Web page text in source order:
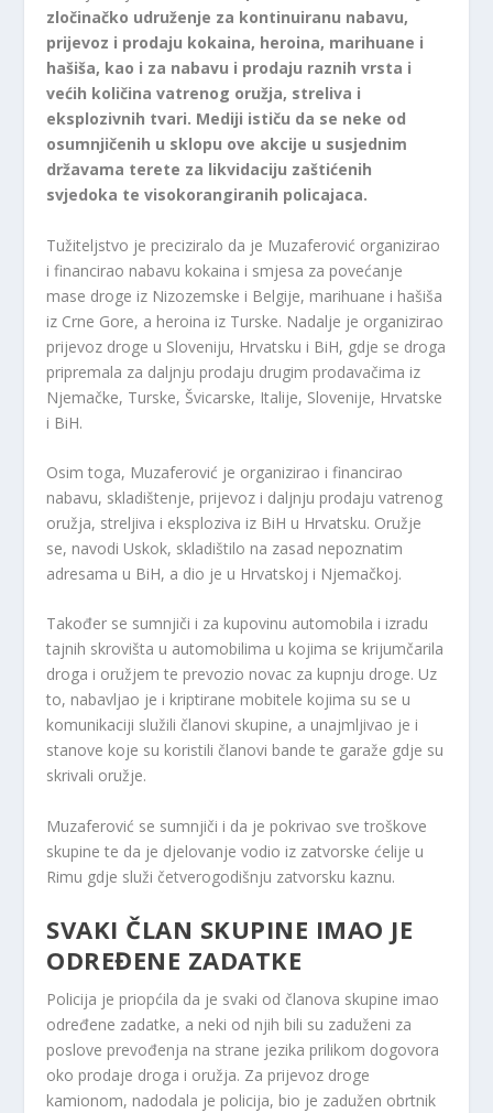
zločinačko udruženje za kontinuiranu nabavu,
prijevoz i prodaju kokaina, heroina, marihuane i
hašiša, kao i za nabavu i prodaju raznih vrsta i
većih količina vatrenog oružja, streliva i
eksplozivnih tvari. Mediji ističu da se neke od
osumnjičenih u sklopu ove akcije u susjednim
državama terete za likvidaciju zaštićenih
svjedoka te visokorangiranih policajaca.
Tužiteljstvo je preciziralo da je Muzaferović organizirao
i financirao nabavu kokaina i smjesa za povećanje
mase droge iz Nizozemske i Belgije, marihuane i hašiša
iz Crne Gore, a heroina iz Turske. Nadalje je organizirao
prijevoz droge u Sloveniju, Hrvatsku i BiH, gdje se droga
pripremala za daljnju prodaju drugim prodavačima iz
Njemačke, Turske, Švicarske, Italije, Slovenije, Hrvatske
i BiH.
Osim toga, Muzaferović je organizirao i financirao
nabavu, skladištenje, prijevoz i daljnju prodaju vatrenog
oružja, streljiva i eksploziva iz BiH u Hrvatsku. Oružje
se, navodi Uskok, skladištilo na zasad nepoznatim
adresama u BiH, a dio je u Hrvatskoj i Njemačkoj.
Također se sumnjiči i za kupovinu automobila i izradu
tajnih skrovišta u automobilima u kojima se krijumčarila
droga i oružjem te prevozio novac za kupnju droge. Uz
to, nabavljao je i kriptirane mobitele kojima su se u
komunikaciji služili članovi skupine, a unajmljivao je i
stanove koje su koristili članovi bande te garaže gdje su
skrivali oružje.
Muzaferović se sumnjiči i da je pokrivao sve troškove
skupine te da je djelovanje vodio iz zatvorske ćelije u
Rimu gdje služi četverogodišnju zatvorsku kaznu.
SVAKI ČLAN SKUPINE IMAO JE
ODREĐENE ZADATKE
Policija je priopćila da je svaki od članova skupine imao
određene zadatke, a neki od njih bili su zaduženi za
poslove prevođenja na strane jezika prilikom dogovora
oko prodaje droga i oružja. Za prijevoz droge
kamionom, nadodala je policija, bio je zadužen obrtnik